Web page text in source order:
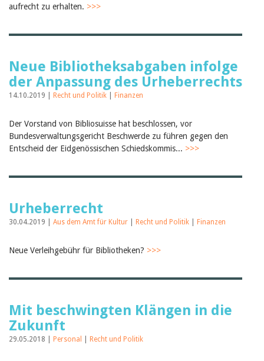
aufrecht zu erhalten. >>>
Neue Bibliotheksabgaben infolge
der Anpassung des Urheberrechts
14.10.2019 | Recht und Politik Finanzen
Der Vorstand von Bibliosuisse hat beschlossen, vor
Bundesverwaltungsgericht Beschwerde zu führen gegen den
Entscheid der Eidgenössischen Schiedskommis... >>>
Urheberrecht
30.04.2019 | Aus dem Amt für Kultur Recht und Politik Finanzen
Neue Verleihgebühr für Bibliotheken? >>>
Mit beschwingten Klängen in die
Zukunft
29.05.2018 | Personal Recht und Politik